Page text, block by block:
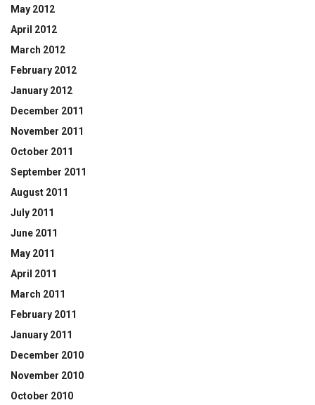
May 2012
April 2012
March 2012
February 2012
January 2012
December 2011
November 2011
October 2011
September 2011
August 2011
July 2011
June 2011
May 2011
April 2011
March 2011
February 2011
January 2011
December 2010
November 2010
October 2010